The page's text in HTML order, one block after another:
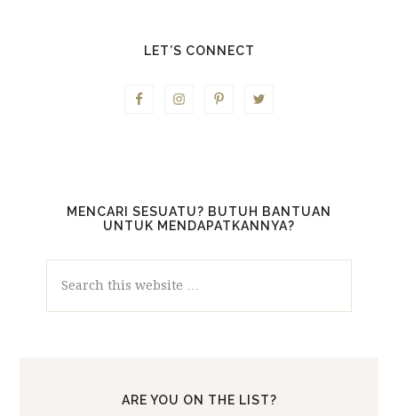
LET’S CONNECT
MENCARI SESUATU? BUTUH BANTUAN
UNTUK MENDAPATKANNYA?
ARE YOU ON THE LIST?